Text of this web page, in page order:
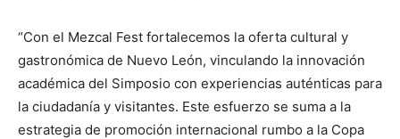
“Con el Mezcal Fest fortalecemos la oferta cultural y
gastronómica de Nuevo León, vinculando la innovación
académica del Simposio con experiencias auténticas para
la ciudadanía y visitantes. Este esfuerzo se suma a la
estrategia de promoción internacional rumbo a la Copa